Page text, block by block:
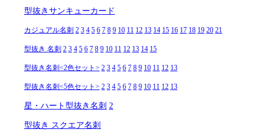
型抜きサンキューカード
カジュアル名刺 2 3 4 5 6 7 8 9 10 11 12 13 14 15 16 17 18 19 20 21
型抜き 名刺 2 3 4 5 6 7 8 9 10 11 12 13 14 15
型抜き名刺<2色セット> 2 3 4 5 6 7 8 9 10 11 12 13
型抜き名刺<5色セット> 2 3 4 5 6 7 8 9 10 11 12 13
星・ハート型抜き名刺 2
型抜き スクエア名刺